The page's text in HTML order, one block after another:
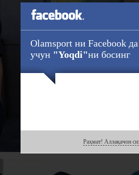
Olamsport ни Facebook
учун "Yoqdi"ни босинг
Раҳмат! Аллақачон